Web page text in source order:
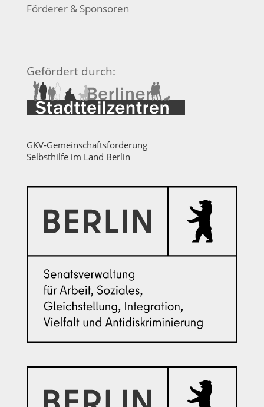
Förderer & Sponsoren
Gefördert durch:
GKV-Gemeinschaftsförderung
Selbsthilfe im Land Berlin